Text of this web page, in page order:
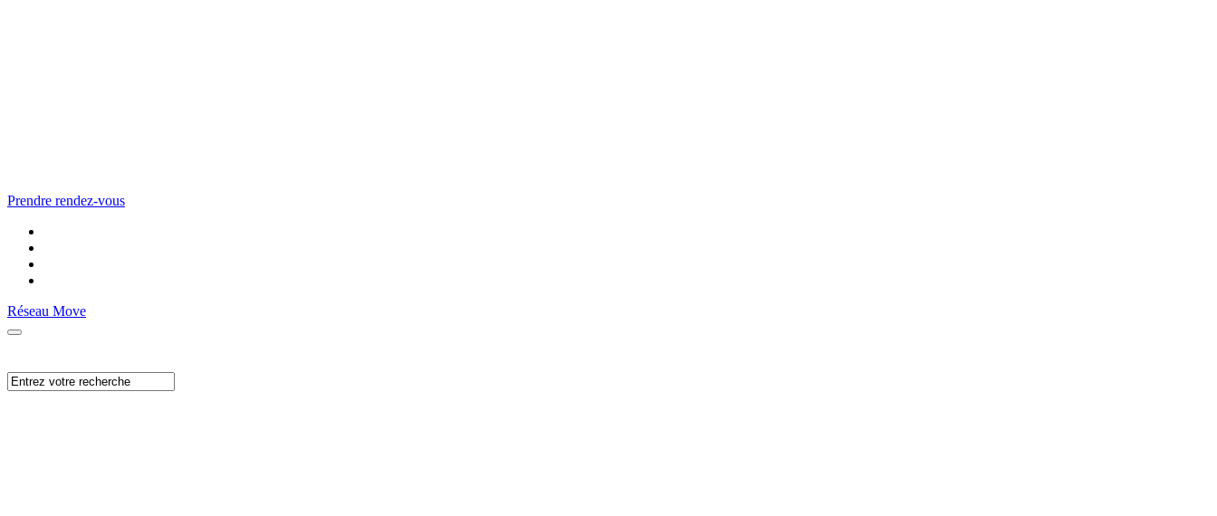
Prendre rendez-vous
Réseau Move